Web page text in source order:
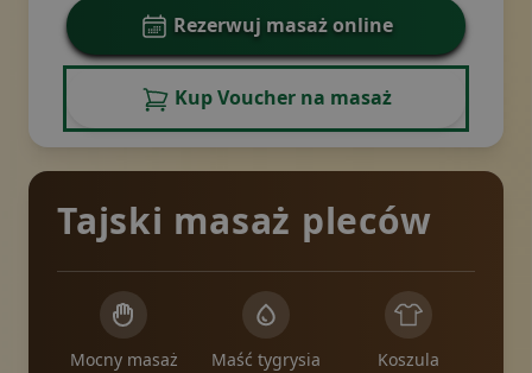
Rezerwuj masaż online
Kup Voucher na masaż
Tajski masaż pleców
Mocny masaż Maść tygrysia Koszula